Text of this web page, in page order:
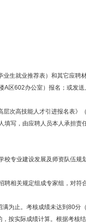
生就业推荐表）和其它应聘
A区602办公室）报名；或发
层次高技能人才引进报名表》
写，由应聘人员本人承担责
专业建设发展及师资队伍规
相关规定组成专家组，对
为止。考核成绩未达到80
按实际成绩计算。根据考核